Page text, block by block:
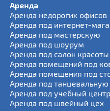
Аренда
Аренда недорогих офисов
Аренда под интернет-
Аренда под мастерскую
Аренда под шоурум
Аренда под салон красоты
Аренда помещений под
Аренда помещения под
Аренда под
Аренда под учебный центр
Аренда под швейный цех